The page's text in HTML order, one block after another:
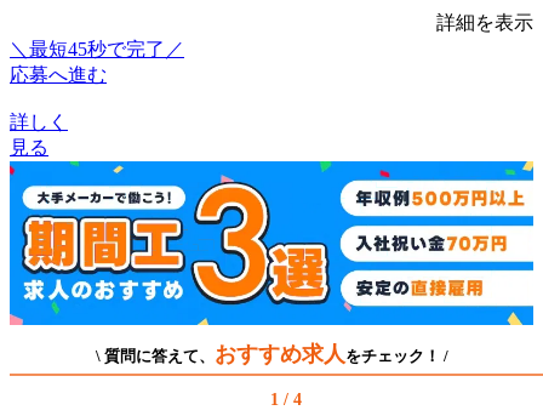
詳細を表示
＼最短45秒で完了／
応募へ進む
詳しく
見る
\ 質問に答えて、 おすすめ求人 をチェック！ /
1 / 4